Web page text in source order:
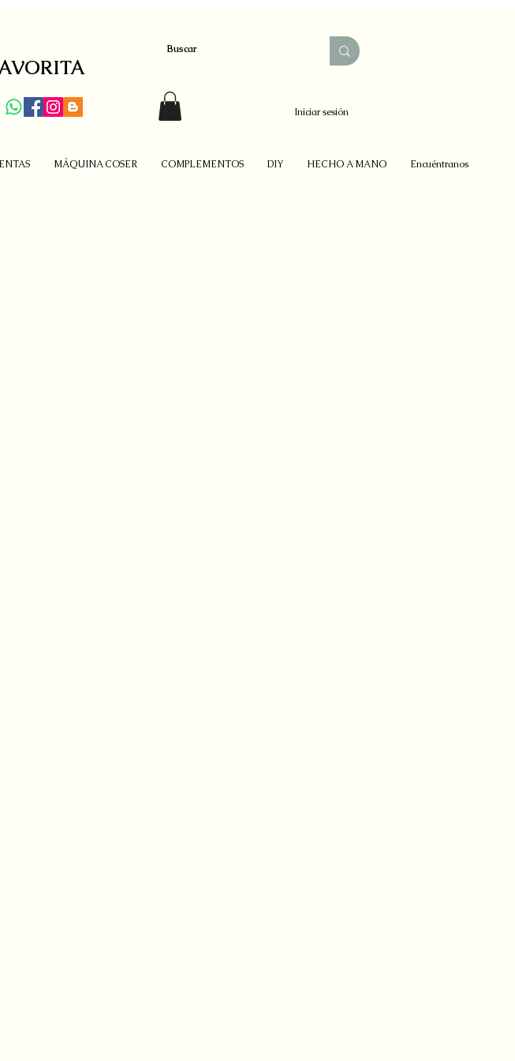
Iniciar sesión
MÁQUINA COSER COMPLEMENTOS DIY HECHO A MANO Encuéntranos